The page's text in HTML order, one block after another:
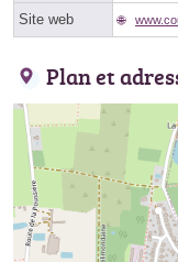
Site web
Plan et